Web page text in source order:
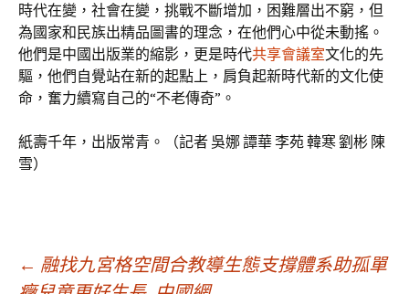
時代在變，社會在變，挑戰不斷增加，困難層出不窮，但
為國家和民族出精品圖書的理念，在他們心中從未動搖。
他們是中國出版業的縮影，更是時代共享會議室文化的先
驅，他們自覺站在新的起點上，肩負起新時代新的文化使
命，奮力續寫自己的“不老傳奇”。
紙壽千年，出版常青。（記者 吳娜 譚華 李苑 韓寒 劉彬 陳
雪）
文
← 融找九宮格空間合教導生態支撐體系助孤單